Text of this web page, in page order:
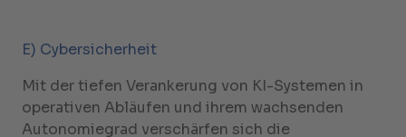
E) Cybersicherheit
Mit der tiefen Verankerung von KI-Systemen in
operativen Abläufen und ihrem wachsenden
Autonomiegrad verschärfen sich die